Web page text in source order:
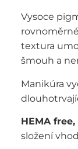
Vysoce
textura
šmouh a
Manikúra
HEMA
složení